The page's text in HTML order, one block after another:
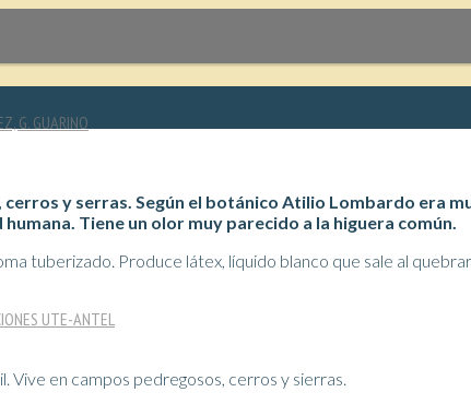
G. GUARINO
UTE-ANTEL
y serras. Según el botánico Atilio Lombardo era
Tiene un olor muy parecido a la higuera común.
Vive en campos pedregosos, cerros y sierras.